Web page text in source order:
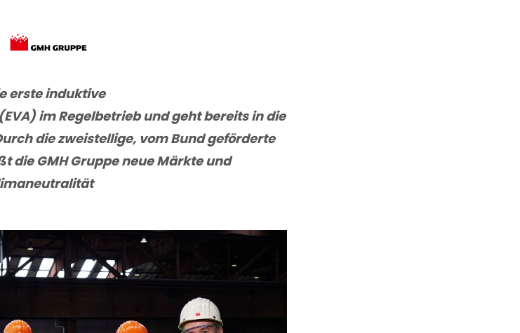
erste induktive
im Regelbetrieb und geht bereits in die
die zweistellige, vom Bund geförderte
die GMH Gruppe neue Märkte und